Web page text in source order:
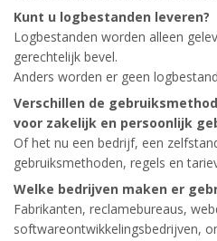
Kunt u logbestanden leveren?
Logbestanden worden alleen
gerechtelijk bevel.
Anders worden er geen
Verschillen de
voor zakelijk en persoonlijk
Of het nu een bedrijf, een
gebruiksmethoden, regels en
Welke bedrijven maken er
Fabrikanten, reclamebureaus,
softwareontwikkelingsbedrijven,